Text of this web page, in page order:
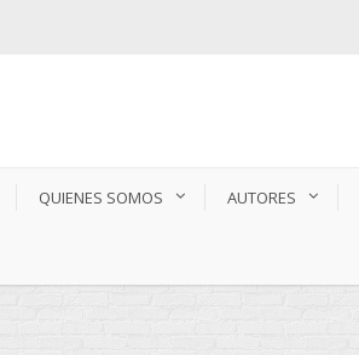
QUIENES SOMOS AUTORES